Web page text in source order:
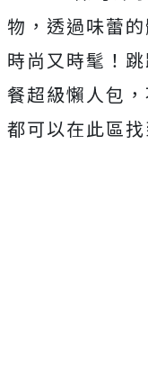
物，透過味蕾
時尚又時髦！
餐超級懶人包
都可以在此區